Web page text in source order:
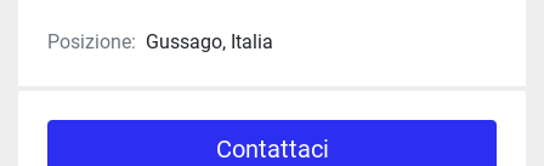
Posizione: Gussago, Italia
Contattaci